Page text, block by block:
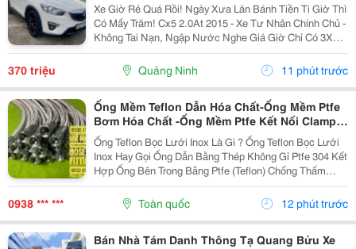
Xe Giờ Rẻ Quá Rồi! Ngày Xưa Lăn Bánh Tiền Ti Giờ Thì
Có Mấy Trăm! Cx5 2.0At 2015 - Xe Tư Nhân Chính Chủ -
Không Tai Nạn, Ngập Nước Nghe Giá Giờ Chỉ Có 3Xx
Cụ Nào Ưng Alo Em! Liên Hệ: 0974078288 Xem Xe Tại:
Phú Diễn - Hà Nội
370 triệu Quảng Ninh 11 phút trước
Ống Mềm Teflon Dẫn Hóa Chất-Ống Mềm Ptfe
Bơm Hóa Chất -Ống Mềm Ptfe Kết Nối Clamp-
Ống Mềm Ptfe Kết Nối Mặt Bích-Ống Mềm Ptfe
Kết Nối Ren Côn Lõm-Ống Mềm Ptfe Kết Nối
Rắc Co Vi Sinh-Ống Mềm Ptfe Kết Nối Ren
Ngoài
Ống Teflon Bọc Lưới Inox Là Gì ? Ống Teflon Bọc Lưới
Inox Hay Gọi Ống Dẫn Bằng Thép Không Gỉ Ptfe 304 Kết
Hợp Ống Bên Trong Bằng Ptfe (Teflon) Chống Thấm
Chất Lỏng Với Lớp Vỏ Ngoài Bện Bằng Thép Không Gỉ
304 Để Tăng Cường Khả Năng Chịu Áp Lực Và...
0938 *** *** Toàn quốc 12 phút trước
Bán Nhà Tám Danh Thông Tạ Quang Bửu Xe